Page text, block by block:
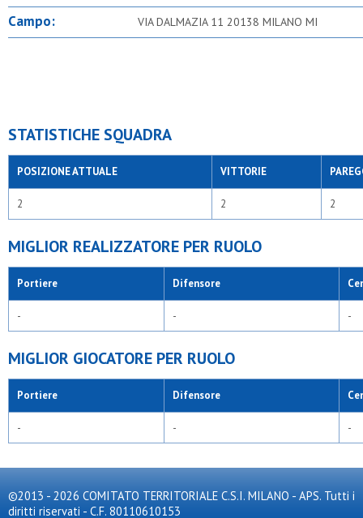
Campo: VIA DALMAZIA 11 20138 MILANO MI
STATISTICHE SQUADRA
POSIZIONE ATTUALE VITTORIE
2 2 2
MIGLIOR REALIZZATORE PER RUOLO
Portiere Difensore
- - -
MIGLIOR GIOCATORE PER RUOLO
Portiere Difensore
- - -
©2013 - 2026 COMITATO TERRITORIALE C.S.I. MILANO - APS. Tutti i
diritti riservati - C.F. 80110610153